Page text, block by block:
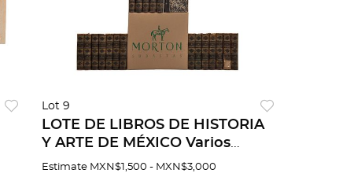
Lot 9
LOTE DE LIBROS DE HISTORIA
Y ARTE DE MÉXICO Varios
títulos. México siglo XX. Pzs 79
Estimate MXN$1,500 - MXN$3,000